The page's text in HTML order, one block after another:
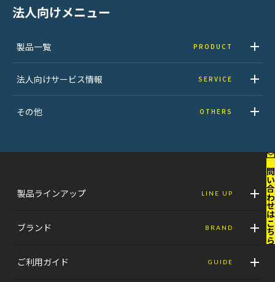
法人向けメニュー
製品一覧 PRODUCT
法人向けサービス情報 SERVICE
その他 OTHERS
お問い合
製品ラインアップ LINE UP
ブランド BRAND
ご利用ガイド GUIDE